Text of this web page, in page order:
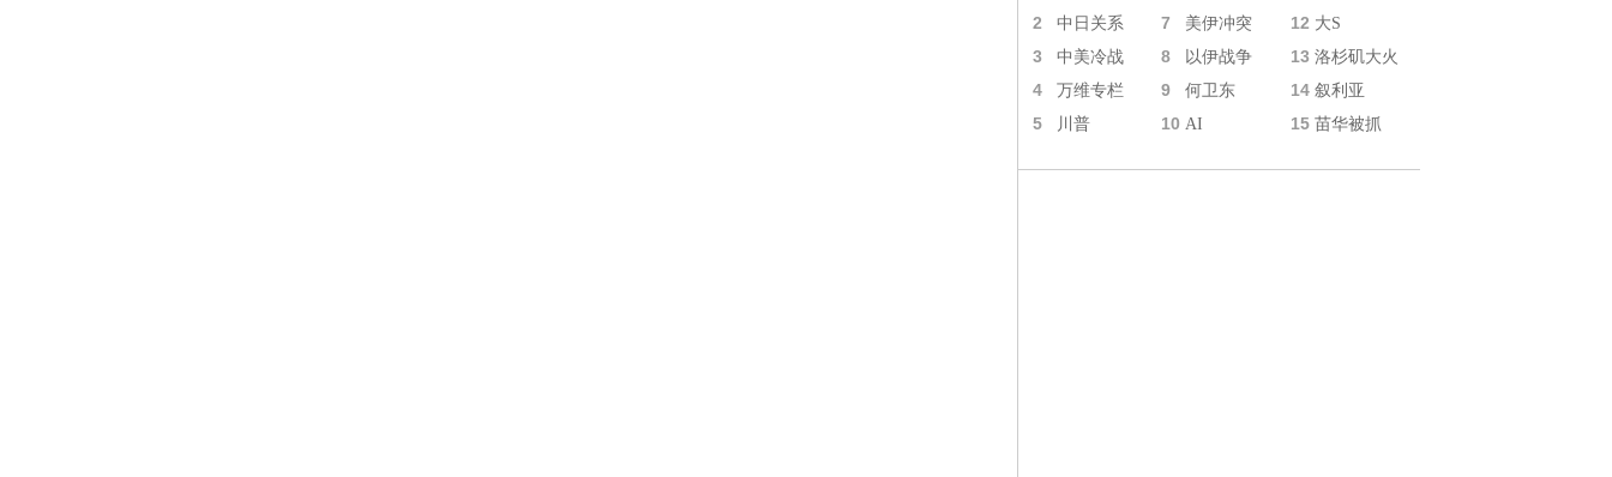
2 中日关系 7 美伊冲突 12 大S
3 中美冷战 8 以伊战争 13 洛杉矶大火
4 万维专栏 9 何卫东 14 叙利亚
5 川普 10 AI 15 苗华被抓